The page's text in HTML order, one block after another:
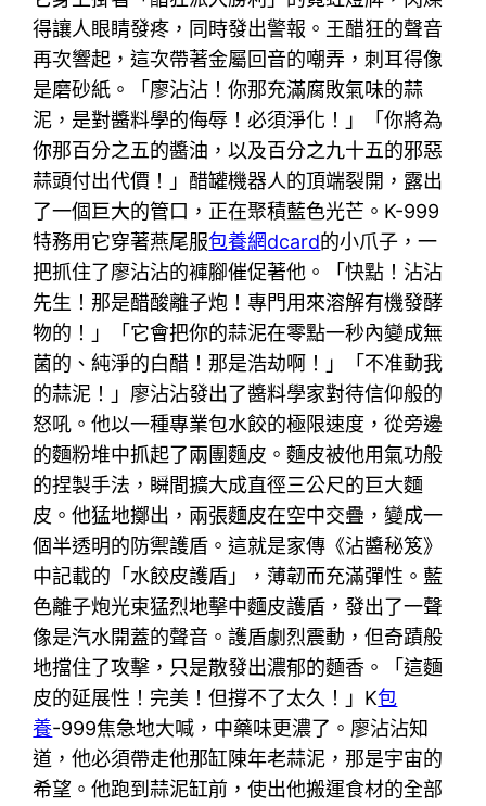
得讓人眼睛發疼，同時發出警報。王醋狂的聲音
再次響起，這次帶著金屬回音的嘲弄，刺耳得像
是磨砂紙。「廖沾沾！你那充滿腐敗氣味的蒜
泥，是對醬料學的侮辱！必須淨化！」「你將為
你那百分之五的醬油，以及百分之九十五的邪惡
蒜頭付出代價！」醋罐機器人的頂端裂開，露出
了一個巨大的管口，正在聚積藍色光芒。K-999
特務用它穿著燕尾服包養網dcard的小爪子，一
把抓住了廖沾沾的褲腳催促著他。「快點！沾沾
先生！那是醋酸離子炮！專門用來溶解有機發酵
物的！」「它會把你的蒜泥在零點一秒內變成無
菌的、純淨的白醋！那是浩劫啊！」「不准動我
的蒜泥！」廖沾沾發出了醬料學家對待信仰般的
怒吼。他以一種專業包水餃的極限速度，從旁邊
的麵粉堆中抓起了兩團麵皮。麵皮被他用氣功般
的捏製手法，瞬間擴大成直徑三公尺的巨大麵
皮。他猛地擲出，兩張麵皮在空中交疊，變成一
個半透明的防禦護盾。這就是家傳《沾醬秘笈》
中記載的「水餃皮護盾」，薄韌而充滿彈性。藍
色離子炮光束猛烈地擊中麵皮護盾，發出了一聲
像是汽水開蓋的聲音。護盾劇烈震動，但奇蹟般
地擋住了攻擊，只是散發出濃郁的麵香。「這麵
皮的延展性！完美！但撐不了太久！」K包
養-999焦急地大喊，中藥味更濃了。廖沾沾知
道，他必須帶走他那缸陳年老蒜泥，那是宇宙的
希望。他跑到蒜泥缸前，使出他搬運食材的全部